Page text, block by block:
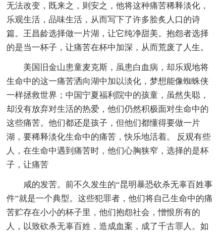
无法改变，既来之，则安之，他将这种痛苦稀释淡化，
乐观生活，品味生活，从而写下了许多脍炙人口的诗
篇。王昌龄选择做一片湖，让它纯净甜美。抱怨者选择
的是当一杯子，让痛苦在杯中加深，从而荒废了人生。
美国旧金山患童麦克斯，虽患白血病，却乐观地将
生命中的这一痛苦洒向湖中加以淡化，梦想能像蜘蛛侠
一样拯救世界；中国宁夏福利院中的孩童，虽然失聪，
却没有放弃对生活的热爱，他们仍然积极面对生命中的
这些痛苦。他们都还是孩子，但他们都懂得要做一片
湖，要稀释淡化生命中的痛苦，快乐地活着。 反观有些
人，在生命中遇到痛苦时，他们心胸狭窄，选择的是杯
子，让痛苦
咸的发苦。前不久发生的“昆明暴恐砍杀无辜百姓事
件”就是一个典型。这些犯罪者，他们将自己生命中的痛
苦贮存在小小的杯子里，他们抱怨社会，憎恨所有的
人，以致砍杀无辜百姓，造成血案，成了千古罪人。如